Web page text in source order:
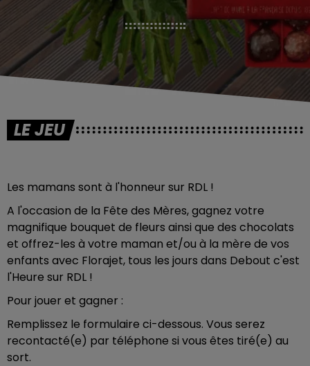
LE JEU
Les mamans sont à l'honneur sur RDL !
A l'occasion de la Fête des Mères, gagnez votre
magnifique bouquet de fleurs ainsi que des chocolats
et offrez-les à votre maman et/ou à la mère de vos
enfants avec Florajet, tous les jours dans Debout c'est
l'Heure sur RDL !
Pour jouer et gagner :
Remplissez le formulaire ci-dessous. Vous serez
recontacté(e) par téléphone si vous êtes tiré(e) au
sort.